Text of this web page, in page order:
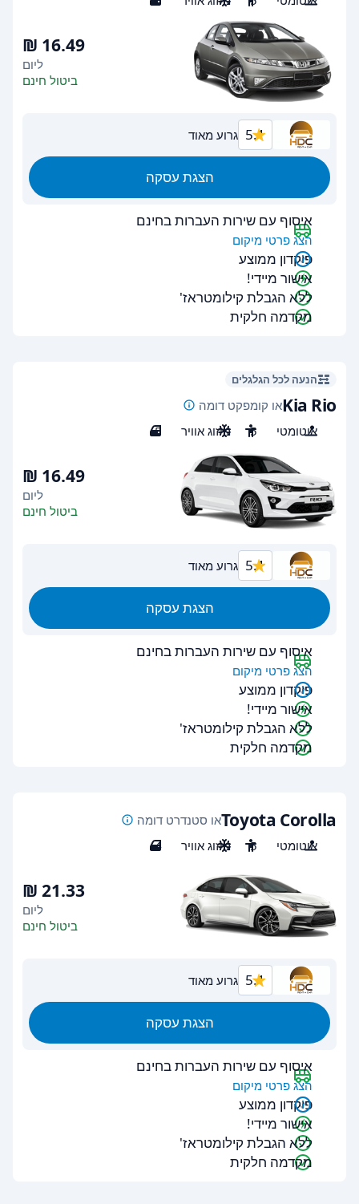
ליום
ביטול חינם
5.1 גרוע מאוד
הצגת עסקה
איסוף עם שירות העברות בחינם
הצג פרטי מיקום
פיקדון ממוצע
אישור מיידי!
ללא הגבלת קילומטראז'
מקדמה חלקית
הנעה לכל הגלגלים
Kia Rioאו קומפקט דומה
אוטומטי
5 מיזוג אוויר 5
ליום
ביטול חינם
5.1 גרוע מאוד
הצגת עסקה
איסוף עם שירות העברות בחינם
הצג פרטי מיקום
פיקדון ממוצע
אישור מיידי!
ללא הגבלת קילומטראז'
מקדמה חלקית
Toyota Corollaאו סטנדרט דומה
אוטומטי
5 מיזוג אוויר 4
ליום
ביטול חינם
5.1 גרוע מאוד
הצגת עסקה
איסוף עם שירות העברות בחינם
הצג פרטי מיקום
פיקדון ממוצע
אישור מיידי!
ללא הגבלת קילומטראז'
מקדמה חלקית